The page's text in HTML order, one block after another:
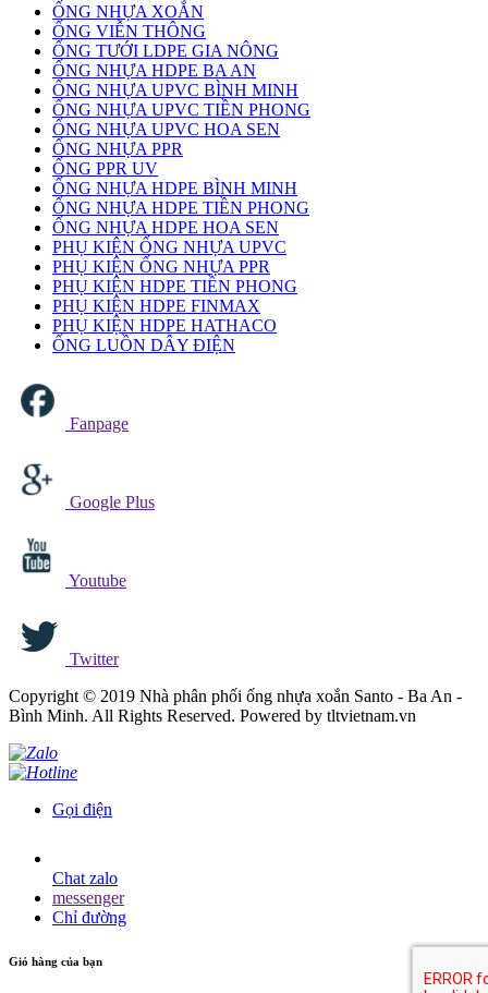
ỐNG NHỰA XOẮN
ỐNG VIỄN THÔNG
ỐNG TƯỚI LDPE GIA NÔNG
ỐNG NHỰA HDPE BA AN
ỐNG NHỰA UPVC BÌNH MINH
ỐNG NHỰA UPVC TIỀN PHONG
ỐNG NHỰA UPVC HOA SEN
ỐNG NHỰA PPR
ỐNG PPR UV
ỐNG NHỰA HDPE BÌNH MINH
ỐNG NHỰA HDPE TIỀN PHONG
ỐNG NHỰA HDPE HOA SEN
PHỤ KIỆN ỐNG NHỰA UPVC
PHỤ KIỆN ỐNG NHỰA PPR
PHỤ KIỆN HDPE TIỀN PHONG
PHỤ KIỆN HDPE FINMAX
PHỤ KIỆN HDPE HATHACO
ỐNG LUỒN DÂY ĐIỆN
Fanpage
Google Plus
Youtube
Twitter
Copyright © 2019 Nhà phân phối ống nhựa xoắn Santo - Ba An -
Bình Minh. All Rights Reserved. Powered by tltvietnam.vn
Gọi điện
Chat zalo
messenger
Chỉ đường
Giỏ hàng của bạn